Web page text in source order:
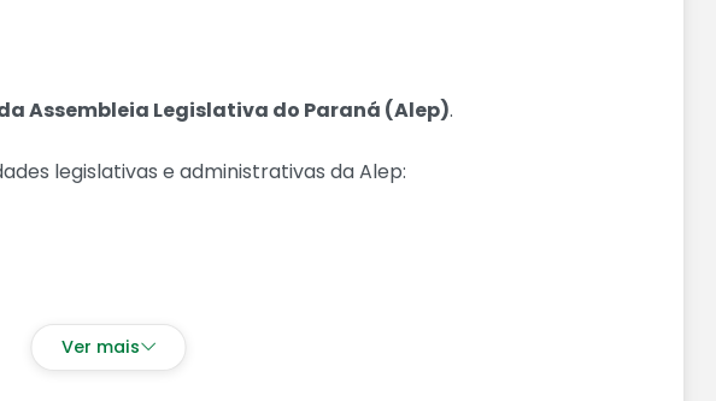
Assembleia Legislativa do Paraná (Alep).
legislativas e administrativas da Alep:
Ver mais